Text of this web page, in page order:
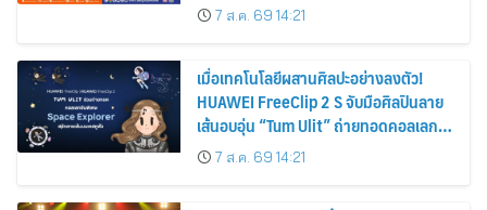
7 ส.ค. 69 14:21
เมื่อเทคโนโลยีผสานศิลปะอย่างลงตัว!
HUAWEI FreeClip 2 S จับมือศิลปินลาย
เส้นอบอุ่น “Tum Ulit” ถ่ายทอดคอลเลก
ชันพิเศษ “Space Explorer” สลักลายเส้น
บนเคสหูฟัง
7 ส.ค. 69 14:21